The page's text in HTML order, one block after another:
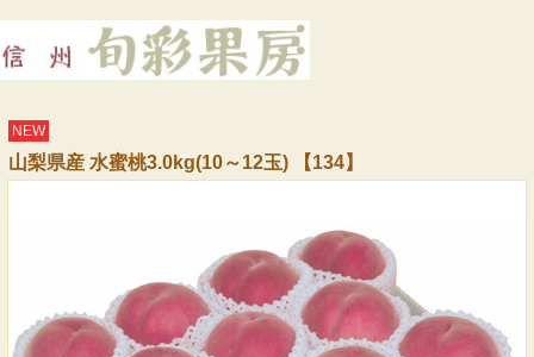
NEW
山梨県産 水蜜桃3.0kg(10～12玉) 【134】